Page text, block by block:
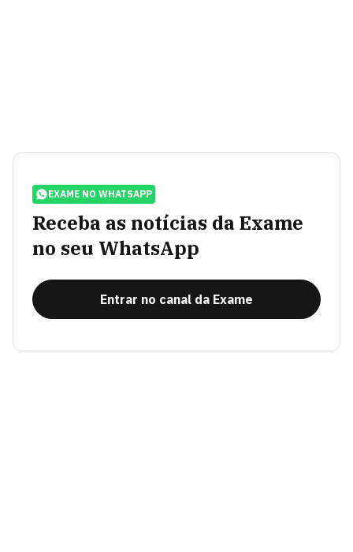
EXAME NO WHATSAPP
Receba as notícias da Exame
no seu WhatsApp
Entrar no canal da Exame